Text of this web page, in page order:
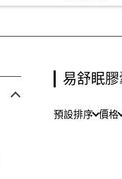
易舒眠膠
預設排序 價格